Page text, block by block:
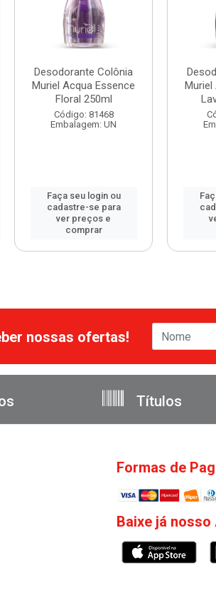
Desodorante Colônia
Muriel Acqua Essence
Floral 250ml
Código: 81468
Embalagem: UN
Faça seu login ou
cadastre-se para
ver preços e
comprar
Muriel
nossas ofertas!
Títulos
Formas de
Baixe já nosso